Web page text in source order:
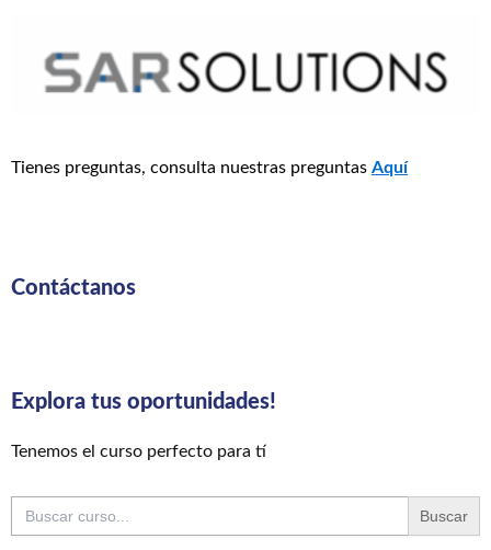
Tienes preguntas, consulta nuestras preguntas Aquí
Contáctanos
Explora tus oportunidades!
Tenemos el curso perfecto para tí
Buscar: